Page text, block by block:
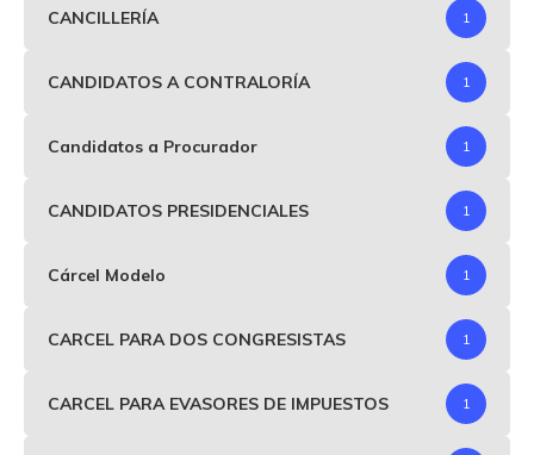
CANCILLERÍA 1
CANDIDATOS A CONTRALORÍA 1
Candidatos a Procurador 1
CANDIDATOS PRESIDENCIALES 1
Cárcel Modelo 1
CARCEL PARA DOS CONGRESISTAS 1
CARCEL PARA EVASORES DE IMPUESTOS 1